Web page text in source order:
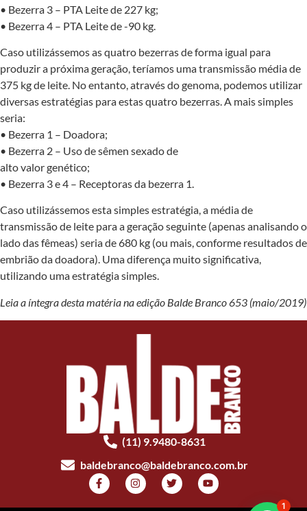
• Bezerra 3 – PTA Leite de 227 kg;
• Bezerra 4 – PTA Leite de -90 kg.
Caso utilizássemos as quatro bezerras de forma igual para
produzir a próxima geração, teríamos uma transmissão média de
375 kg de leite. No entanto, através do genoma, podemos utilizar
diversas estratégias para estas quatro bezerras. A mais simples
seria:
• Bezerra 1 – Doadora;
• Bezerra 2 – Uso de sêmen sexado de
alto valor genético;
• Bezerra 3 e 4 – Receptoras da bezerra 1.
Caso utilizássemos esta simples estratégia, a média de
transmissão de leite para a geração seguinte (apenas analisando o
lado das fêmeas) seria de 680 kg (ou mais, conforme resultados de
embrião da doadora). Uma diferença muito significativa,
utilizando uma estratégia simples.
Leia a íntegra desta matéria na edição Balde Branco 653 (maio/2019)
(11) 9.9480-8631
baldebranco@baldebranco.com.br
1